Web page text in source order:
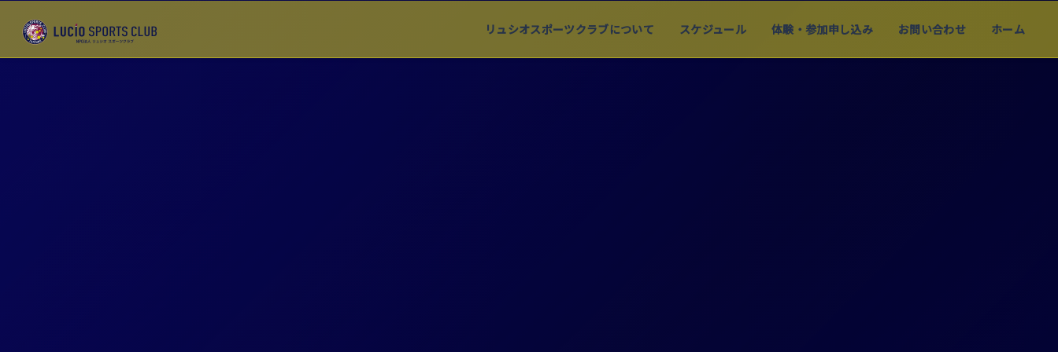
リュシオスポーツクラブについて スケジュール 体験・参加申し込み お問い合わせ ホーム